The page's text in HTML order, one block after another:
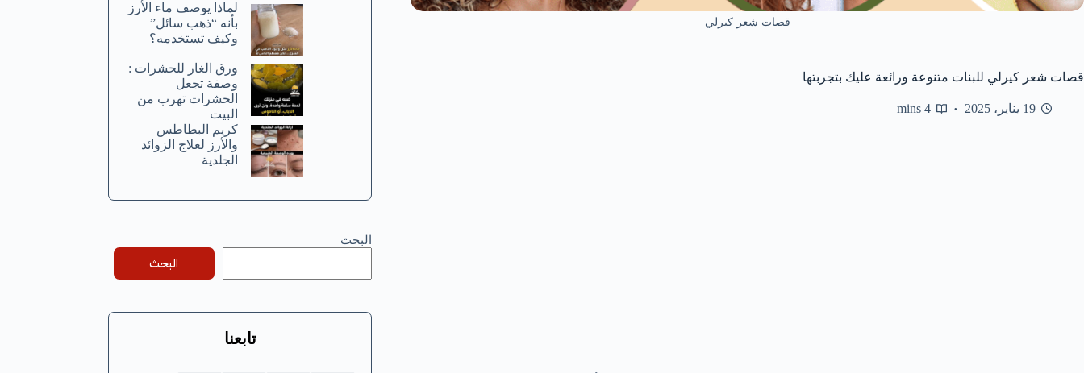
قصات شعر كيرلي
قصات شعر كيرلي للبنات متنوعة ورائعة عليك بتجربتها
19 يناير، 2025 4 mins
لماذا يوصف ماء الأرز
بأنه “ذهب سائل”
وكيف تستخدمه؟
ورق الغار للحشرات :
وصفة تجعل
الحشرات تهرب من
البيت
كريم البطاطس
والأرز لعلاج الزوائد
الجلدية
البحث
البحث
تابعنا